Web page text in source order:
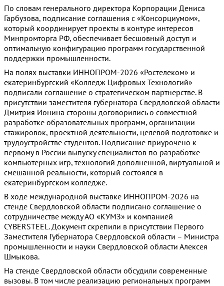
По словам генерального директора Корпорации Дениса
Гарбузова, подписание соглашения с «Консорциумом»,
который координирует проекты в контуре интересов
Минпромторга РФ, обеспечивает бесшовный доступ и
оптимальную конфигурацию программ государственной
поддержки промышленности.
На полях выставки ИННОПРОМ-2026 «Ростелеком» и
екатеринбургский «Колледж Цифровых Технологий»
подписали соглашение о стратегическом партнерстве. В
присутствии заместителя губернатора Свердловской области
Дмитрия Ионина стороны договорились о совместной
разработке образовательных программ, организации
стажировок, проектной деятельности, целевой подготовке и
трудоустройстве студентов. Подписание приурочено к
первому в России выпуску специалистов по разработке
компьютерных игр, технологий дополненной, виртуальной и
смешанной реальности, который состоялся в
екатеринбургском колледже.
В ходе международной выставке ИННОПРОМ-2026 на
стенде Свердловской области подписано соглашение о
сотрудничестве между АО «КУМЗ» и компанией
CYBERSTEEL. Документ скрепили в присутствии Первого
Заместителя Губернатора Свердловской области – Министра
промышленности и науки Свердловской области Алексея
Шмыкова.
На стенде Свердловской области обсудили современные
вызовы. В том числе реализацию региональных программ